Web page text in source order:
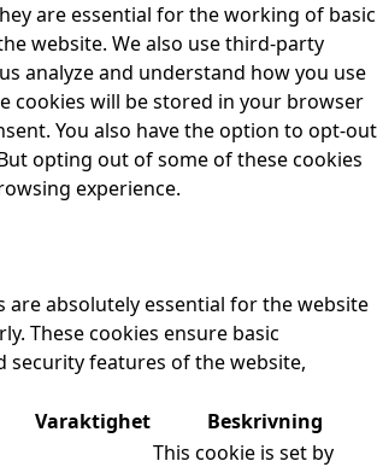
are essential for the working of basic
website. We also use third-party
analyze and understand how you use
cookies will be stored in your browser
You also have the option to opt-out
opting out of some of these cookies
experience.
are absolutely essential for the website
These cookies ensure basic
security features of the website,
Varaktighet Beskrivning
This cookie is set by